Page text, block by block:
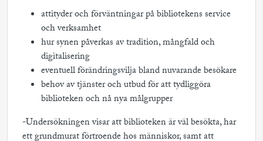
attityder och förväntningar på bibliotekens service
och verksamhet
hur synen påverkas av tradition, mångfald och
digitalisering
eventuell förändringsvilja bland nuvarande besökare
behov av tjänster och utbud för att tydliggöra
biblioteken och nå nya målgrupper
-Undersökningen visar att biblioteken är väl besökta, har
ett grundmurat förtroende hos människor, samt att